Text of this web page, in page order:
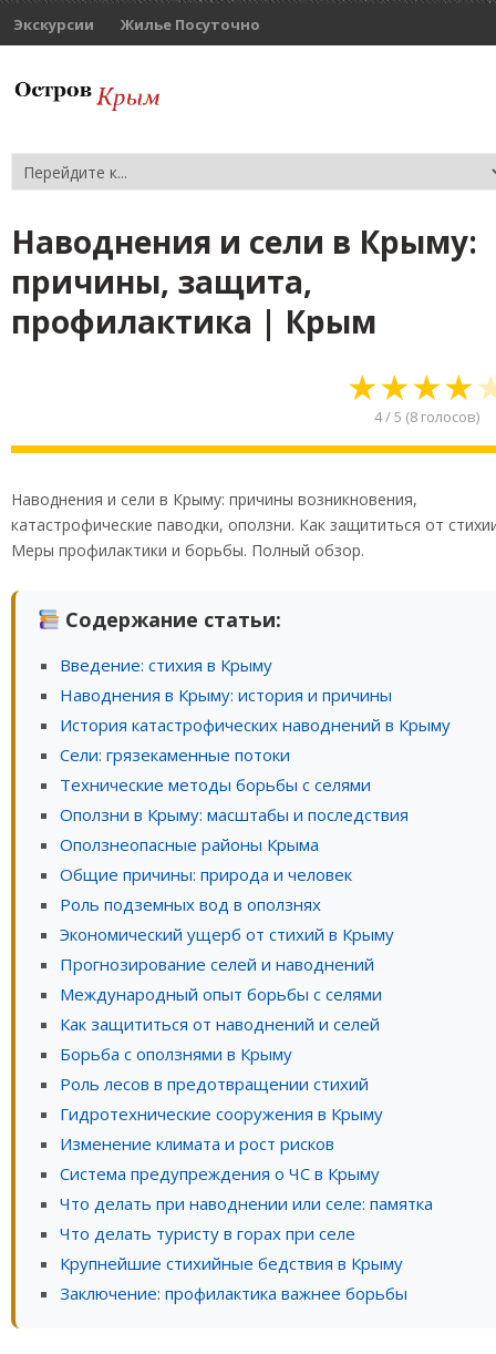
Экскурсии Жилье Посуточно
Наводнения и сели в Крыму:
причины, защита,
профилактика | Крым
★★★★
4/5 (8 голосов)
Наводнения и сели в Крыму: причины возникновения,
катастрофические паводки, оползни. Как защититься от
Меры профилактики и борьбы. Полный обзор.
Содержание статьи:
Введение: стихия в Крыму
Наводнения в Крыму: история и причины
История катастрофических наводнений в Крыму
Сели: грязекаменные потоки
Технические методы борьбы с селями
Оползни в Крыму: масштабы и последствия
Оползнеопасные районы Крыма
Общие причины: природа и человек
Роль подземных вод в оползнях
Экономический ущерб от стихий в Крыму
Прогнозирование селей и наводнений
Международный опыт борьбы с селями
Как защититься от наводнений и селей
Борьба с оползнями в Крыму
Роль лесов в предотвращении стихий
Гидротехнические сооружения в Крыму
Изменение климата и рост рисков
Система предупреждения о ЧС в Крыму
Что делать при наводнении или селе: памятка
Что делать туристу в горах при селе
Крупнейшие стихийные бедствия в Крыму
Заключение: профилактика важнее борьбы